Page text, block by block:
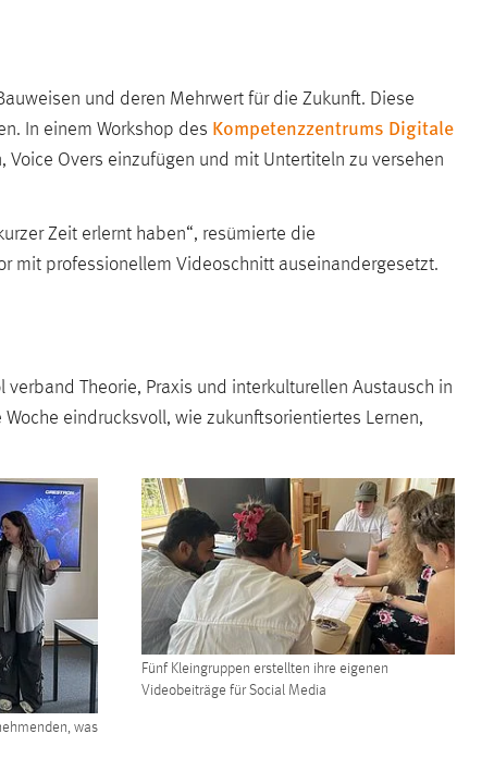
und deren Mehrwert für die Zukunft. Diese
In einem Workshop des Kompetenzzentrums Digitale
Overs einzufügen und mit Untertiteln zu versehen
Zeit erlernt haben“, resümierte die
mit professionellem Videoschnitt auseinandergesetzt.
Theorie, Praxis und interkulturellen Austausch in
Woche eindrucksvoll, wie zukunftsorientiertes Lernen,
was
Fünf Kleingruppen erstellten ihre eigenen
Videobeiträge für Social Media